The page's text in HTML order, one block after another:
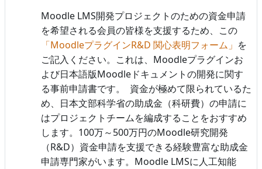
Moodle LMS開発プロジェクトのための資金申請
を希望される会員の皆様を支援するため、この
「 MoodleプラグインR&D 関心表明フォーム」
を
ご記入ください。これは、 Moodleプラグインお
よび日本語版Moodle ドキュメントの開発に関す
る事前申請書です。
資金が極めて限られているた
め、日本文部科学省の助成金（科研費）の申請に
はプロジェクトチームを編成することをおすすめ
します。 100万～ 500万円のMoodle研究開発
（R&D）資金申請を支援できる経験豊富な助成金
申請専門家がいます。 Moodle LMSに人工知能